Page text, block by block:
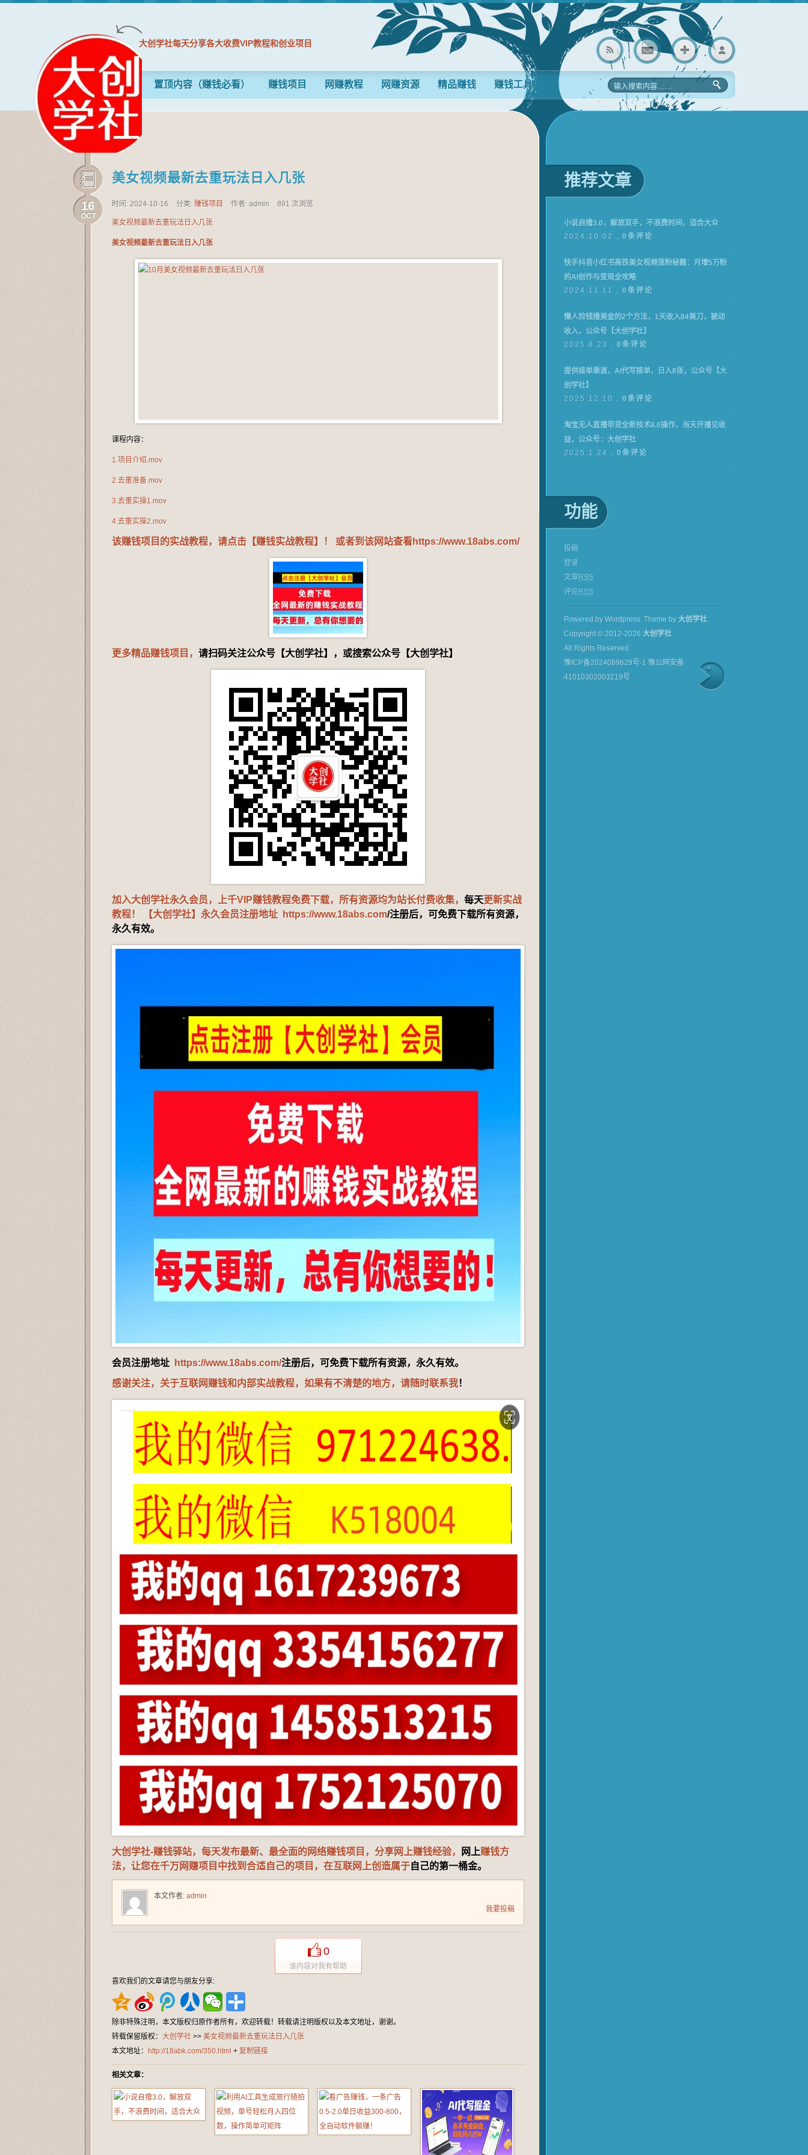
大创学社每天分享各大收费VIP教程和创业项目
置顶内容（赚钱必看） 赚钱项目 网赚教程 网赚资源 精品赚钱 赚钱工具
16
OCT
美女视频最新去重玩法日入几张
时间: 2024-10-16 分类: 赚钱项目 作者: admin 891 次浏览
美女视频最新去重玩法日入几张
美女视频最新去重玩法日入几张
课程内容：
1.项目介绍.mov
2.去重准备.mov
3.去重实操1.mov
4.去重实操2.mov
该赚钱项目的实战教程，请点击【赚钱实战教程】！ 或者到该网站查看https://www.18abs.com/
更多精品赚钱项目， 请扫码关注公众号【大创学社】，或搜索公众号【大创学社】
加入大创学社永久会员，上千VIP赚钱教程免费下载，所有资源均为站长付费收集， 每天更新实战
教程！ 【大创学社】永久会员注册地址
https://www.18abs.com/注册后，可免费下载所有资源，
永久有效。
会员注册地址 https://www.18abs.com/注册后，可免费下载所有资源，永久有效。
感谢关注，关于互联网赚钱和内部实战教程，如果有不清楚的地方，请随时联系我！
大创学社-赚钱驿站，每天发布最新、最全面的网络赚钱项目，分享网上赚钱经验， 网上赚钱方
法，让您在千万网赚项目中找到合适自己的项目，在互联网上创造属于自己的第一桶金。
本文作者: admin
我要投稿
0
该内容对我有帮助
喜欢我们的文章请您与朋友分享:
除非特殊注明，本文版权归原作者所有，欢迎转载！转载请注明版权以及本文地址，谢谢。
转载保留版权： 大创学社 >> 美女视频最新去重玩法日入几张
本文地址：
http://18abk.com/350.html + 复制链接
相关文章：
推荐文章
小说自撸3.0，解放双手，不浪费时间，适合大众
2024.10.02 , 0条评论
快手抖音小红书高铁美女视频涨粉秘籍：月增5万粉
的AI创作与变现全攻略
2024.11.11 , 0条评论
懒人捡钱撸美金的2个方法，1天收入84美刀，被动
收入，公众号【大创学社】
2025.8.23 , 0条评论
提供接单渠道，AI代写接单，日入8张，公众号【大
创学社】
2025.12.10 , 0条评论
淘宝无人直播带货全新技术8.0操作，当天开播见收
益，公众号：大创学社
2025.1.24 , 0条评论
功能
投稿
登录
文章RSS
评论RSS
Powered by Wordpress. Theme by 大创学社.
Copyright © 2012-2026 大创学社
All Rights Reserved.
豫ICP备2024089629号-1 豫公网安备
41010302003219号